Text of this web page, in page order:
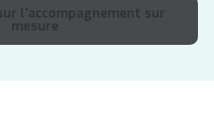
l'accompagnement sur
mesure